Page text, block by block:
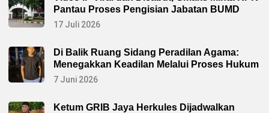
Pantau Proses Pengisian Jabatan BUMD
17 Juli 2026
Di Balik Ruang Sidang Peradilan Agama:
Menegakkan Keadilan Melalui Proses Hukum
7 Juni 2026
Ketum GRIB Jaya Herkules Dijadwalkan